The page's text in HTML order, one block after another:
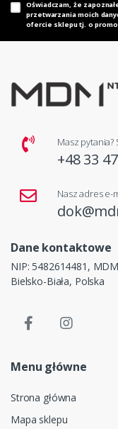
Oświadczam, że
przetwarzania moich
ofercie sklepu tj. o
Masz pytania?
+48 33
Nasz adres e-
Dane kontaktowe
NIP: 5482614481,
Bielsko-Biała, Polska
Menu główne
Strona główna
Mapa sklepu